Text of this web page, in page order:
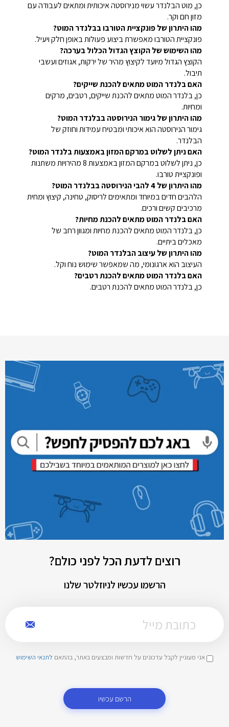
כן, מוט הבלנדר עשוי מנירוסטה איכותית ומתאים לעבודה עם
מזון חם וקר.
מהו היתרון של פונקציית הטורבו בבלנדר המוט?
פונקציית הטורבו מאפשרת ביצוע פעולות באופן חלק ויעיל.
מהו השימוש של הקוצץ הגדול הכלול בערכה?
הקוצץ הגדול מיועד לקיצוץ מהיר של ירקות, אגוזים ועשבי
תיבול.
האם בלנדר המוט מתאים להכנת שייקים?
כן, בלנדר המוט מתאים להכנת שייקים, רטבים, מרקים
ומחיות.
מהו היתרון של גימור הנירוסטה בבלנדר המוט?
גימור הנירוסטה הוא איכותי ומבטיח עמידות וחוזק של
הבלנדר.
האם ניתן לשלוט במרקם המזון באמצעות בלנדר המוט?
כן, ניתן לשלוט במרקם המזון באמצעות 8 מהירויות משתנות
ופונקציית טורבו.
מהו היתרון של 4 להבי הנירוסטה בבלנדר המוט?
הלהבים חדים במיוחד ומתאימים לריסוק, טחינה, קיצוץ ומחית
מרכיבים קשים ורכים.
האם בלנדר המוט מתאים להכנת מחיות?
כן, בלנדר המוט מתאים להכנת מחיות ומגוון רחב של
מאכלים ביתיים.
מהו היתרון של עיצוב הבלנדר המוט?
העיצוב הוא ארגונומי, מה שמאפשר שימוש נוח וקל.
האם בלנדר המוט מתאים להכנת רטבים?
כן, בלנדר המוט מתאים להכנת רטבים.
רוצים לדעת הכל לפני כולם?
הרשמו עכשיו לניוזלטר שלנו
אני מעוניין לקבל עדכונים על חדשות ומבצעים באתר, בהתאם לתנאי השימוש
הרשם עכשיו